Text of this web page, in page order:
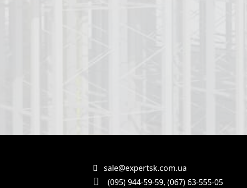
sale@expertsk.com.ua
(095) 944-59-59, (067) 63-555-05